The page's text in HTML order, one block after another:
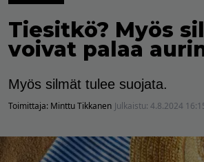
Tiesitkö? Myös
voivat palaa
Myös silmät tulee suojata.
Toimittaja: Minttu Tikkanen Julkaistu: 4.8.2024